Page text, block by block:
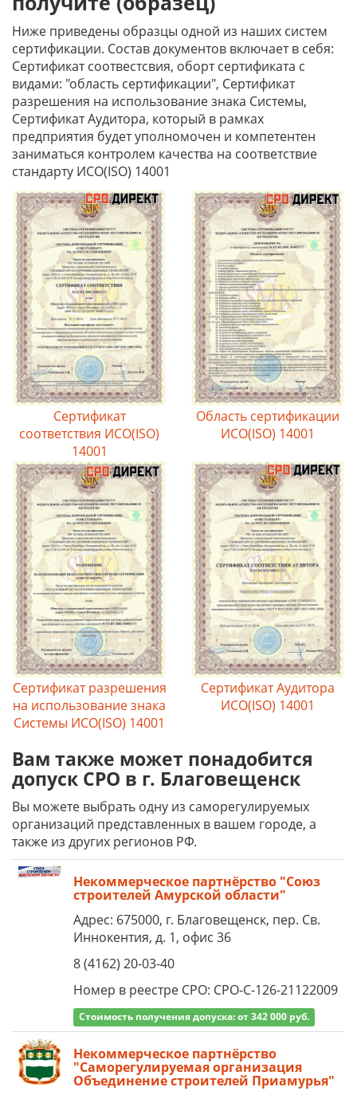
Ниже приведены образцы одной из наших систем
сертификации. Состав документов включает в себя:
Сертификат соотвестсвия, оборт сертификата с
видами: "область сертификации", Сертификат
разрешения на использование знака Системы,
Сертификат Аудитора, который в рамках
предприятия будет уполномочен и компетентен
заниматься контролем качества на соответствие
стандарту ИСО(ISO) 14001
Сертификат
соответствия ИСО(ISO)
14001
Область сертификации
ИСО(ISO) 14001
Сертификат разрешения
на использование знака
Системы ИСО(ISO) 14001
Сертификат Аудитора
ИСО(ISO) 14001
Вам также может понадобится
допуск СРО в г. Благовещенск
Вы можете выбрать одну из саморегулируемых
организаций представленных в вашем городе, а
также из других регионов РФ.
Некоммерческое партнёрство "Союз
строителей Амурской области"
Адрес: 675000, г. Благовещенск, пер. Св.
Иннокентия, д. 1, офис 36
8 (4162) 20-03-40
Номер в реестре СРО: СРО-С-126-21122009
Стоимость получения допуска: от 342 000 руб.
Некоммерческое партнёрство
"Саморегулируемая организация
Объединение строителей Приамурья"